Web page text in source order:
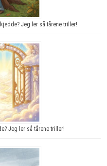
Jeg ler så tårene triller!
Jeg ler så tårene triller!